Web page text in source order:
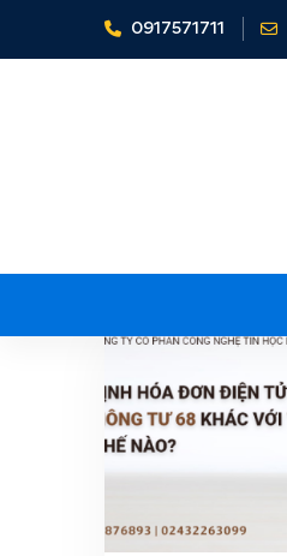
0917571711
Home hóa đơn điện tử